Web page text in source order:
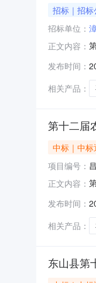
招标｜招标
招标单位：
正文内容：
发布时间：
相关产品：
第十二届
中标｜中标
项目编号：
正文内容：
发布时间：
相关产品：
东山县第